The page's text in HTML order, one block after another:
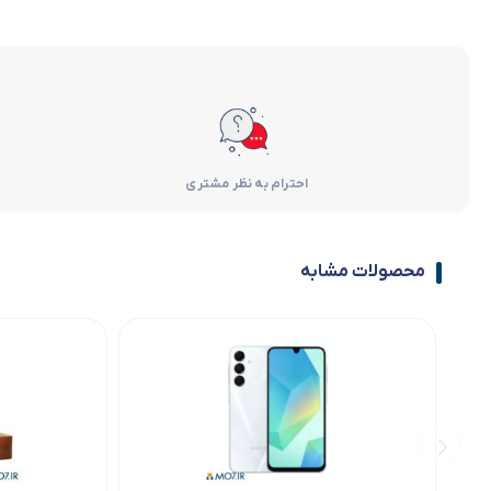
احترام به نظر مشتری
محصولات مشابه